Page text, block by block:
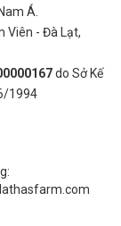
Á.
Viên - Đà Lạt,
do Sở Kế
1994